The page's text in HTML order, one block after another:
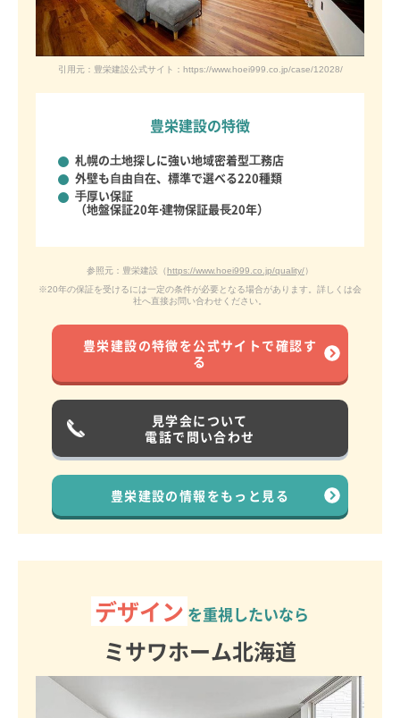
引用元：豊栄建設公式サイト：https://www.hoei999.co.jp/case/12028/
豊栄建設の特徴
札幌の⼟地探しに強い地域密着型⼯務店
外壁も⾃由⾃在、 標準で選べる220種類
⼿厚い保証
（地盤保証20年‧建物保証最⻑20年）
参照元：豊栄建設（https://www.hoei999.co.jp/quality/）
※20年の保証を受けるには一定の条件が必要となる場合があります。詳しくは会
社へ直接お問い合わせください。
豊栄建設の特徴を公式サイトで確認す
る
見学会について
電話で問い合わせ
豊栄建設の情報をもっと見る
デザイン を重視したいなら
ミサワホーム北海道